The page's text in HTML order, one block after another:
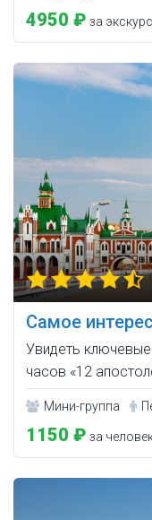
4950 ₽ за
Самое
Увидеть
часов «12
Мини-группа
1150 ₽ за